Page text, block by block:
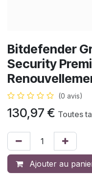
Bitdefender
Security
(0 avis)
130,97 € Toutes
Ajouter au